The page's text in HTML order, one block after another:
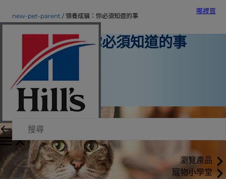
哪裡買
瀏覽產品
寵物小學堂
new-pet-parent 領養成貓：你必須知道的事
領養成貓：你必須知道的事
新手飼主
希爾思內部作者
|
2015年9月1日